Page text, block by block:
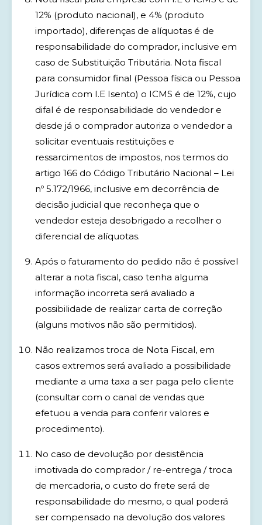
12% (produto nacional), e 4% (produto
importado), diferenças de alíquotas é de
responsabilidade do comprador, inclusive em
caso de Substituição Tributária. Nota fiscal
para consumidor final (Pessoa física ou Pessoa
Jurídica com I.E Isento) o ICMS é de 12%, cujo
difal é de responsabilidade do vendedor e
desde já o comprador autoriza o vendedor a
solicitar eventuais restituições e
ressarcimentos de impostos, nos termos do
artigo 166 do Código Tributário Nacional – Lei
nº 5.172/1966, inclusive em decorrência de
decisão judicial que reconheça que o
vendedor esteja desobrigado a recolher o
diferencial de alíquotas.
Após o faturamento do pedido não é possível
alterar a nota fiscal, caso tenha alguma
informação incorreta será avaliado a
possibilidade de realizar carta de correção
(alguns motivos não são permitidos).
Não realizamos troca de Nota Fiscal, em
casos extremos será avaliado a possibilidade
mediante a uma taxa a ser paga pelo cliente
(consultar com o canal de vendas que
efetuou a venda para conferir valores e
procedimento).
No caso de devolução por desistência
imotivada do comprador / re-entrega / troca
de mercadoria, o custo do frete será de
responsabilidade do mesmo, o qual poderá
ser compensado na devolução dos valores